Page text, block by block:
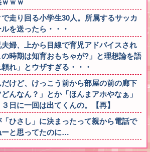
ｗｗ
走り回る小学生30人。所属するサッカ
を送ったら・・・
婦、上から目線で育児アドバイスされ
時期は知育おもちゃが?」と理想論を語
れ」とウザすぎる・・・
けど、けっこう前から部屋の前の廊下
んなん？」とか「ほんまアホやなぁ」
日に一回は出てくんの。【再】
ひさし」に決まったって親から電話で
ーと思ってたのに…